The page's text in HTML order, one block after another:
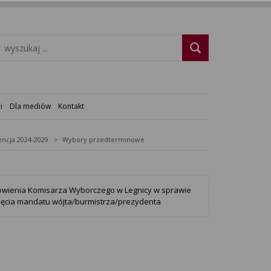
Dla mediów Kontakt
2024-2029 Wybory przedterminowe
Komisarza Wyborczego w Legnicy w sprawie
mandatu wójta/burmistrza/prezydenta